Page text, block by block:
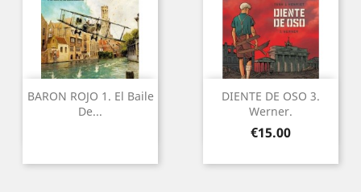
BARON ROJO 1. El Baile
De...
DIENTE DE OSO 3.
Werner.
Price
€15.00